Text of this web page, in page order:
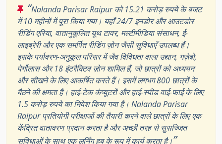
“Nalanda Parisar Raipur को 15.21 करोड़ रुपये के बजट
में 10 महीनों में पूरा किया गया। यहाँ 24/7 इनडोर और आउटडोर
रीडिंग एरिया, वातानुकूलित यूथ टावर, मल्टीमीडिया संसाधन, ई-
लाइब्रेरी और एक समर्पित रीडिंग ज़ोन जैसी सुविधाएँ उपलब्ध हैं।
इसके पर्यावरण-अनुकूल परिसर में जैव विविधता वाला उद्यान, गज़ेबो,
पेर्गोलास और 18 इंटरैक्टिव ज़ोन शामिल हैं, जो छात्रों को अध्ययन
और सीखने के लिए आकर्षित करते हैं। इसमें लगभग 800 छात्रों के
बैठने की क्षमता है। हाई-टेक कंप्यूटरों और हाई-स्पीड वाई-फाई के लिए
1.5 करोड़ रुपये का निवेश किया गया है। Nalanda Parisar
Raipur प्रतियोगी परीक्षाओं की तैयारी करने वाले छात्रों के लिए एक
केंद्रित वातावरण प्रदान करता है और अच्छी तरह से सुसज्जित
सुविधाओं के साथ एक लर्निंग हब के रूप में कार्य करता है।”